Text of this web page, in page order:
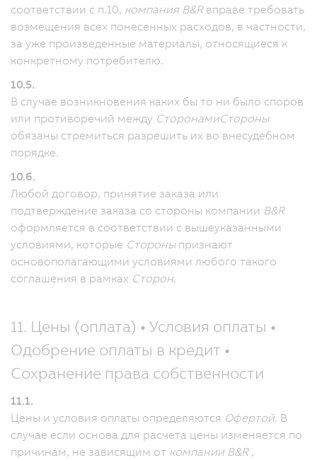
соответствии с п.10, компания B&Rвправе требовать
возмещения всех понесенных расходов, в частности,
за уже произведенные материалы, относящиеся к
конкретному потребителю.
10.5.
В случае возникновения каких бы то ни было споров
или противоречий между СторонамиСтороны
обязаны стремиться разрешить их во внесудебном
порядке.
10.6.
Любой договор, принятие заказа или
подтверждение заказа со стороны компании B&R
оформляется в соответствии с вышеуказанными
условиями, которые Стороныпризнают
основополагающими условиями любого такого
соглашения в рамках Сторон.
11. Цены (оплата) • Условия оплаты •
Одобрение оплаты в кредит •
Сохранение права собственности
11.1.
Цены и условия оплаты определяются Офертой. В
случае если основа для расчета цены изменяется по
причинам, не зависящим от компании B&R,